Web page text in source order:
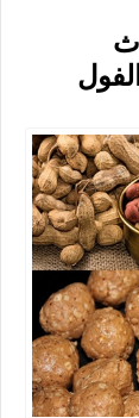
من الفول